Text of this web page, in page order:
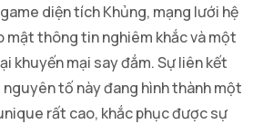
diện tích Khủng, mạng lưới hệ
mật thông tin nghiêm khắc và một
khuyến mại say đắm. Sự liên kết
tố này đang hình thành một
rất cao, khắc phục được sự